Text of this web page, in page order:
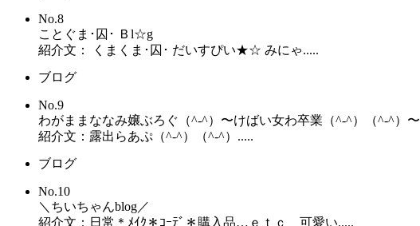
No.8
ことぐま･囚･ Ｂl☆g
紹介文： くまくま･囚･ だいすぴい★☆ みにゃ.....
ブログ
No.9
わがままななみ嬢ぶろぐ（^-^）〜けばい女わ卒業（^-^）（^-^）〜
紹介文：露出らあぷ（^-^）（^-^）.....
ブログ
No.10
＼ちいちゃんblog／
紹介文：日常＊ﾒｲｸ＊ｺｰﾃﾞ＊購入品…ｅｔｃ 可愛い.....